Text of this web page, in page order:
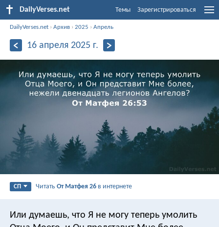
DailyVerses.net Темы Зарегистрироваться
DailyVerses.net ›Архив ›2025 ›Апрель
16 апреля 2025 г.
СП ЧитатьОт Матфея 26 в интернете
Или думаешь, что Я не могу теперь умолить